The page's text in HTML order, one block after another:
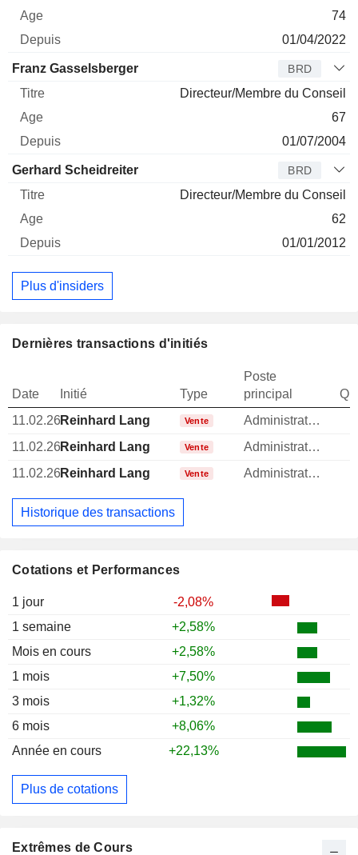
Cotations et Performances
1 jour
-2,08%
1 semaine
+2,58%
Mois en cours
+2,58%
1 mois
+7,50%
3 mois
+1,32%
6 mois
+8,06%
Année en cours
+22,13%
Plus de cotations
Extrêmes de Cours
74
01/04/2022
Franz Gasselsberger BRD
Directeur/Membre du Conseil
67
01/07/2004
Gerhard Scheidreiter BRD
Directeur/Membre du Conseil
62
01/01/2012
Plus d'insiders
Dernières transactions d'initiés
Date Initié Type
Poste
principal
11.02.26Reinhard Lang Vente
Administrateur
11.02.26Reinhard Lang Vente
Administrateur
11.02.26Reinhard Lang Vente Administrateur
Historique des transactions